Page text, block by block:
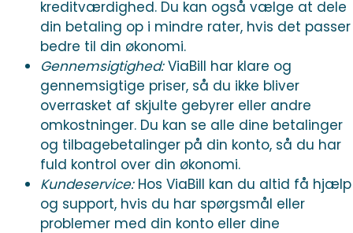
kreditværdighed. Du kan også vælge at dele
din betaling op i mindre rater, hvis det passer
bedre til din økonomi.
Gennemsigtighed:ViaBill har klare og
gennemsigtige priser, så du ikke bliver
overrasket af skjulte gebyrer eller andre
omkostninger. Du kan se alle dine betalinger
og tilbagebetalinger på din konto, så du har
fuld kontrol over din økonomi.
Kundeservice:Hos ViaBill kan du altid få hjælp
og support, hvis du har spørgsmål eller
problemer med din konto eller dine